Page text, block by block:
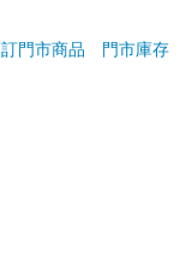
車門市商品
門市庫存